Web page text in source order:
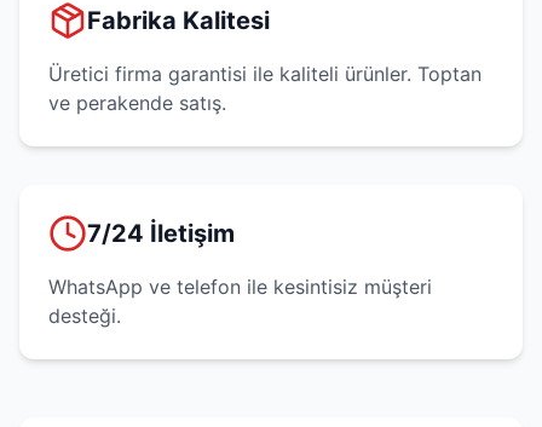
Fabrika Kalitesi
Üretici firma garantisi ile kaliteli ürünler. Toptan
ve perakende satış.
7/24 İletişim
WhatsApp ve telefon ile kesintisiz müşteri
desteği.